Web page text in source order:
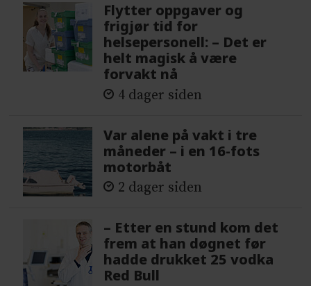
Flytter oppgaver og
frigjør tid for
helsepersonell: – Det er
helt magisk å være
forvakt nå
4 dager siden
Var alene på vakt i tre
måneder – i en 16-fots
motorbåt
2 dager siden
– Etter en stund kom det
frem at han døgnet før
hadde drukket 25 vodka
Red Bull